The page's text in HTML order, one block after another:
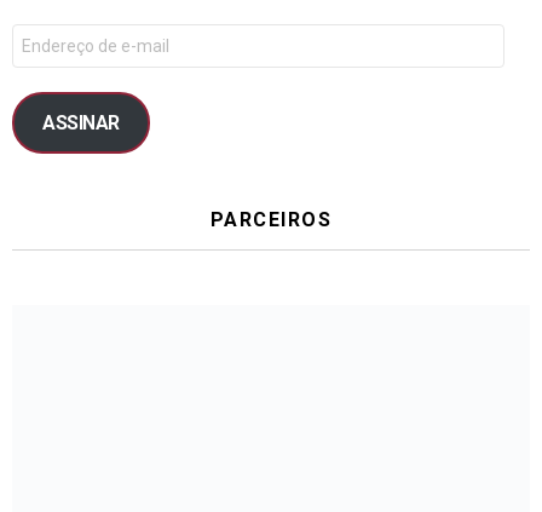
ASSINAR
PARCEIROS